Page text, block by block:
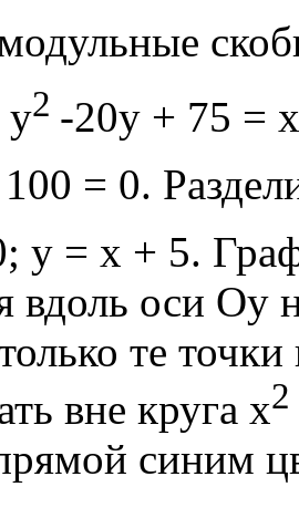
у2 -20у + 75 = х
= 0.
у = х + 5.
вдоль оси Оу
те
вне круга х2
синим